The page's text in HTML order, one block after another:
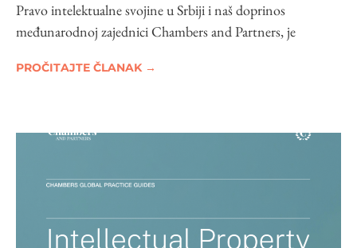
Pravo intelektualne svojine u Srbiji i naš doprinos
međunarodnoj zajednici Chambers and Partners, je
PROČITAJTE ČLANAK →